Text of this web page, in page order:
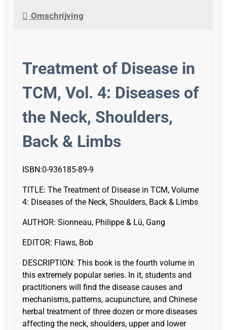
Omschrijving
Treatment of Disease in
TCM, Vol. 4: Diseases of
the Neck, Shoulders,
Back & Limbs
ISBN:0-936185-89-9
TITLE: The Treatment of Disease in TCM, Volume
4: Diseases of the Neck, Shoulders, Back & Limbs
AUTHOR: Sionneau, Philippe & Lü, Gang
EDITOR: Flaws, Bob
DESCRIPTION: This book is the fourth volume in
this extremely popular series. In it, students and
practitioners will find the disease causes and
mechanisms, patterns, acupuncture, and Chinese
herbal treatment of three dozen or more diseases
affecting the neck, shoulders, upper and lower